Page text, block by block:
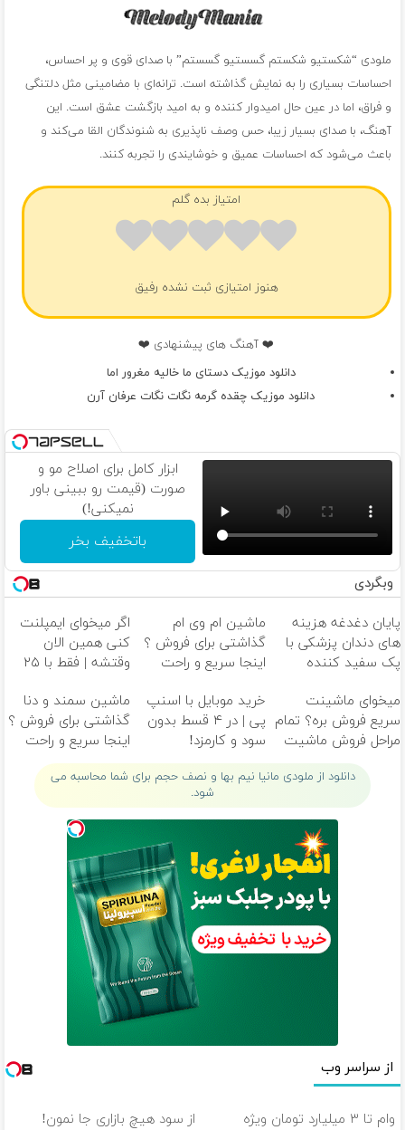
ملودی “شکستیو شکستم گسستیو گسستم” با صدای قوی و پر احساس،
احساسات بسیاری را به نمایش گذاشته است. ترانه‌ای با مضامینی مثل دلتنگی
و فراق، اما در عین حال امیدوار کننده و به امید بازگشت عشق است. این
آهنگ، با صدای بسیار زیبا، حس وصف ناپذیری به شنوندگان القا می‌کند و
باعث می‌شود که احساسات عمیق و خوشایندی را تجربه کنند.
امتیاز بده گلم
هنوز امتیازی ثبت نشده رفیق
❤️ آهنگ های پیشنهادی ❤️
دانلود موزیک دستای ما خالیه مغرور اما
دانلود موزیک چقده گرمه نگات نگات عرفان آرن
ابزار کامل برای اصلاح مو و
صورت (قیمت رو ببینی باور
نمیکنی!)
باتخفیف بخر
وبگردی
پایان دغدغه هزینه
های دندان پزشکی با
پک سفید کننده
ماشین ام وی ام
گذاشتی برای فروش ؟
اینجا سریع و راحت
اگر میخوای ایمپلنت
کنی همین الان
وقتشه | فقط با ۲۵
میخوای ماشینت
سریع فروش بره؟ تمام
مراحل فروش ماشیت
خرید موبایل با اسنپ
پی | در ۴ قسط بدون
سود و کارمزد!
ماشین سمند و دنا
گذاشتی برای فروش ؟
اینجا سریع و راحت
بفروش
دانلود از ملودی مانیا نیم بها و نصف حجم برای شما محاسبه می
شود.
از سراسر وب
وام تا ۳ میلیارد تومان ویژه
از سود هیچ بازاری جا نمون!